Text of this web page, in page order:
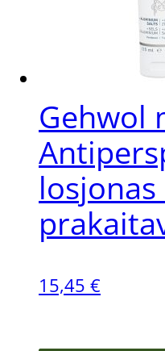
Gehwol
15,45 €